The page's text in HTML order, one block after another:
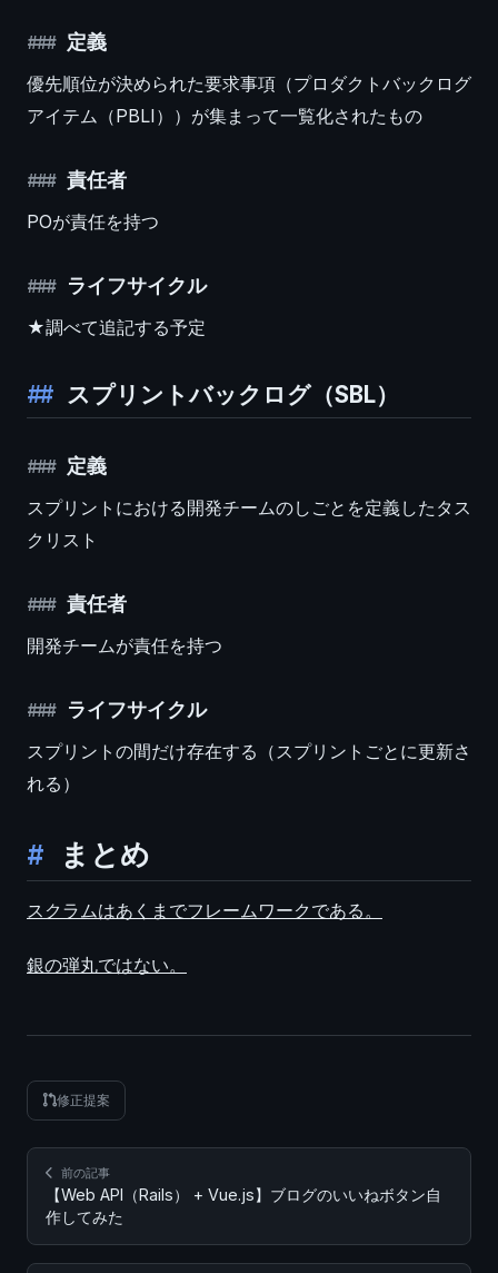
定義
優先順位が決められた要求事項（プロダクトバックログ
アイテム（PBLI））が集まって一覧化されたもの
責任者
POが責任を持つ
ライフサイクル
★調べて追記する予定
スプリントバックログ（SBL）
定義
スプリントにおける開発チームのしごとを定義したタス
クリスト
責任者
開発チームが責任を持つ
ライフサイクル
スプリントの間だけ存在する（スプリントごとに更新さ
れる）
まとめ
スクラムはあくまでフレームワークである。
銀の弾丸ではない。
修正提案
前の記事
【Web API（Rails） + Vue.js】ブログのいいねボタン自
作してみた